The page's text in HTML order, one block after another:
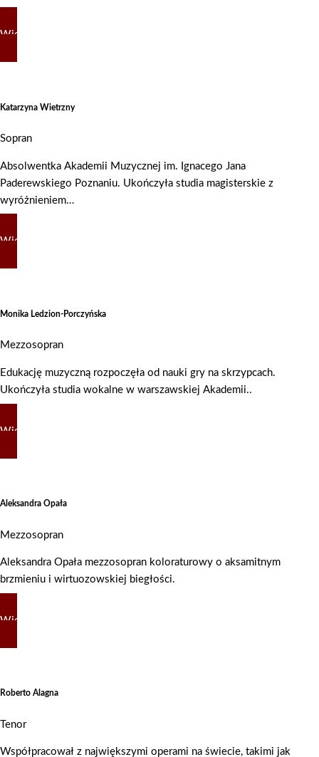
Więcej
Katarzyna Wietrzny
Sopran
Absolwentka Akademii Muzycznej im. Ignacego Jana
Paderewskiego Poznaniu. Ukończyła studia magisterskie z
wyróżnieniem…
Więcej
Monika Ledzion-Porczyńska
Mezzosopran
Edukację muzyczną rozpoczęła od nauki gry na skrzypcach.
Ukończyła studia wokalne w warszawskiej Akademii..
Więcej
Aleksandra Opała
Mezzosopran
Aleksandra Opała mezzosopran koloraturowy o aksamitnym
brzmieniu i wirtuozowskiej biegłości.
Więcej
Roberto Alagna
Tenor
Współpracował z największymi operami na świecie, takimi jak